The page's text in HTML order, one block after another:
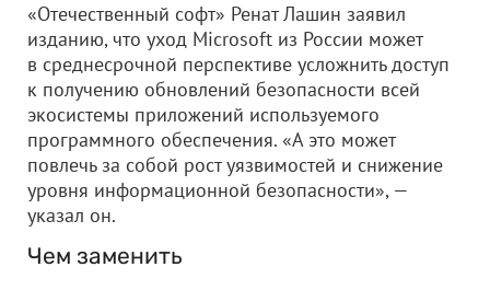
«Отечественный софт» Ренат Лашин заявил
изданию, что уход Microsoft из России может
в среднесрочной перспективе усложнить доступ
к получению обновлений безопасности всей
экосистемы приложений используемого
программного обеспечения. «А это может
повлечь за собой рост уязвимостей и снижение
уровня информационной безопасности», —
указал он.
Чем заменить